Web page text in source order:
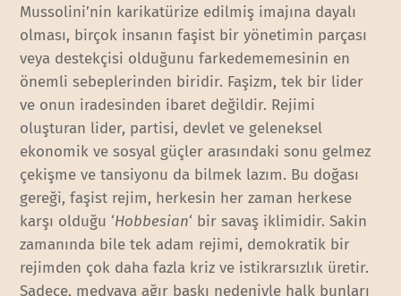
Mussolini’nin karikatürize edilmiş imajına dayalı
olması, birçok insanın faşist bir yönetimin parçası
veya destekçisi olduğunu farkedememesinin en
önemli sebeplerinden biridir. Faşizm, tek bir lider
ve onun iradesinden ibaret değildir. Rejimi
oluşturan lider, partisi, devlet ve geleneksel
ekonomik ve sosyal güçler arasındaki sonu gelmez
çekişme ve tansiyonu da bilmek lazım. Bu doğası
gereği, faşist rejim, herkesin her zaman herkese
karşı olduğu ‘Hobbesian‘ bir savaş iklimidir. Sakin
zamanında bile tek adam rejimi, demokratik bir
rejimden çok daha fazla kriz ve istikrarsızlık üretir.
Sadece, medyaya ağır baskı nedeniyle halk bunları